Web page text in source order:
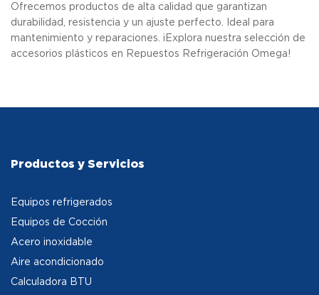
Ofrecemos productos de alta calidad que garantizan
durabilidad, resistencia y un ajuste perfecto. Ideal para
mantenimiento y reparaciones. ¡Explora nuestra selección de
accesorios plásticos en Repuestos Refrigeración Omega!
Productos y Servicios
Equipos refrigerados
Equipos de Cocción
Acero inoxidable
Aire acondicionado
Calculadora BTU